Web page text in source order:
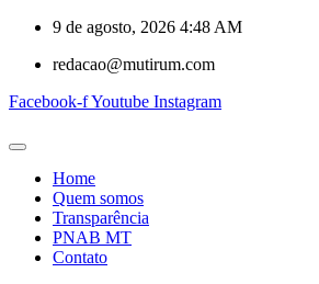
9 de agosto, 2026 4:48 AM
redacao@mutirum.com
Facebook-fYoutube Instagram
Home
Quem somos
Transparência
PNAB MT
Contato